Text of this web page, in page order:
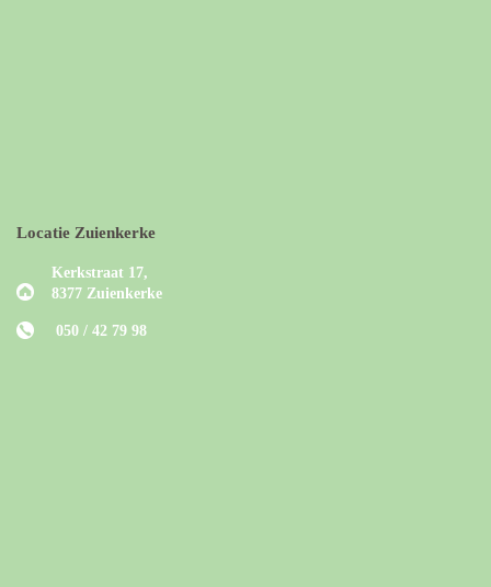
Locatie Zuienkerke
Kerkstraat 17,
8377 Zuienkerke
050 / 42 79 98